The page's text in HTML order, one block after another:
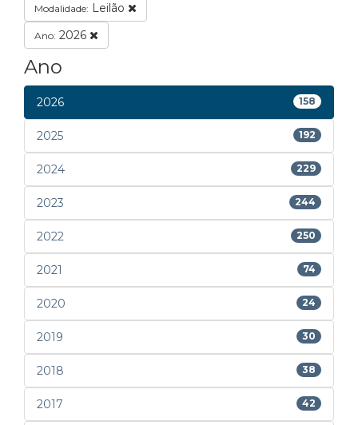
Modalidade: Leilão
Ano: 2026
Ano
2026 158
2025 192
2024 229
2023 244
2022 250
2021 74
2020 24
2019 30
2018 38
2017 42